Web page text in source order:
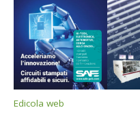
Edicola web